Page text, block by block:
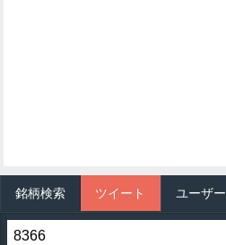
銘柄検索 ツイート ユーザー